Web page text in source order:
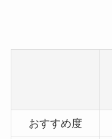
おすすめ度